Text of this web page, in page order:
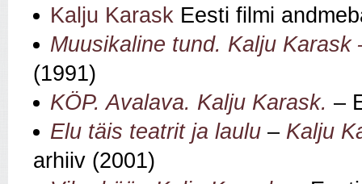
Kalju Karask Eesti filmi
Muusikaline tund. Kalju Karask
(1991)
KÖP. Avalava. Kalju Karask. –
Elu täis teatrit ja laulu – Kalju
arhiiv (2001)